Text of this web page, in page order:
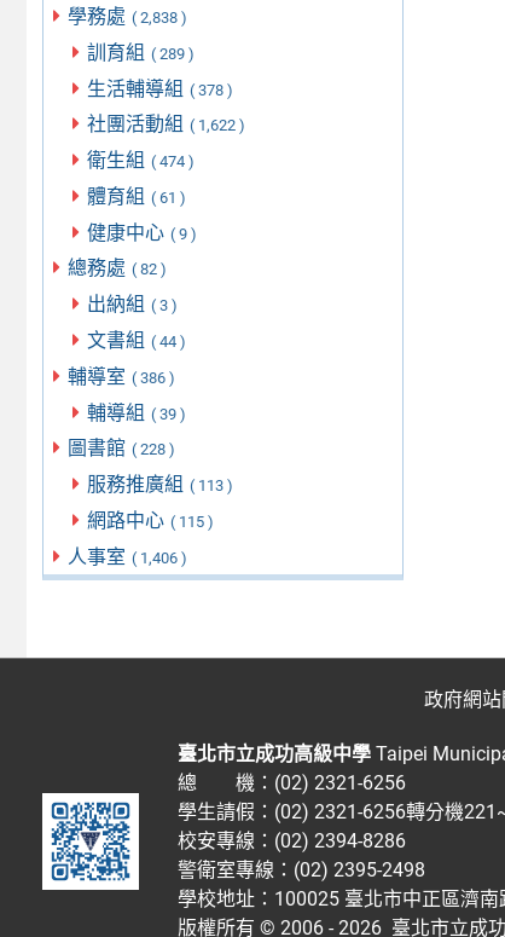
學務處 ( 2,838 )
訓育組 ( 289 )
生活輔導組 ( 378 )
社團活動組 ( 1,622 )
衛生組 ( 474 )
體育組 ( 61 )
健康中心 ( 9 )
總務處 ( 82 )
出納組 ( 3 )
文書組 ( 44 )
輔導室 ( 386 )
輔導組 ( 39 )
圖書館 ( 228 )
服務推廣組 ( 113 )
網路中心 ( 115 )
人事室 ( 1,406 )
政府網
臺北市立成功高級中學Taipei
總 機：(02) 2321-6256
學生請假：(02) 2321-6256轉分機
校安專線：(02) 2394-8286
警衛室專線：(02) 2395-2498
學校地址：100025 臺北市中正區濟南
版權所有 © 2006 - 2026臺北市立成